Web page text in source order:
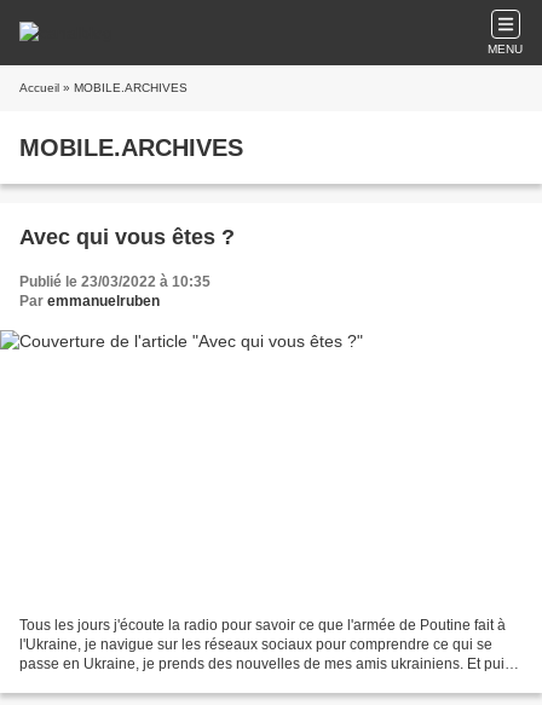
MENU
Accueil » MOBILE.ARCHIVES
MOBILE.ARCHIVES
Avec qui vous êtes ?
Publié le 23/03/2022 à 10:35
Par emmanuelruben
Tous les jours j'écoute la radio pour savoir ce que l'armée de Poutine fait à
l'Ukraine, je navigue sur les réseaux sociaux pour comprendre ce qui se
passe en Ukraine, je prends des nouvelles de mes amis ukrainiens. Et puis